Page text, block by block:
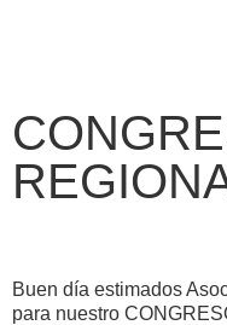
Buen día estimados
para nuestro